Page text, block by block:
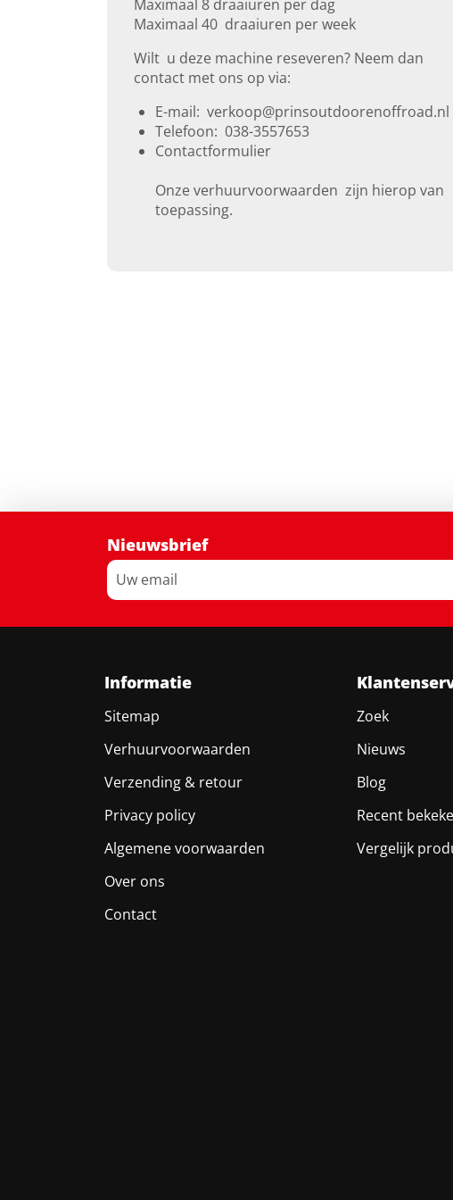
Maximaal 8 draaiuren per dag
Maximaal 40 draaiuren per week
Wilt u deze machine reseveren? Neem dan
contact met ons op via:
E-mail: verkoop@prinsoutdoorenoffroad.nl
Telefoon: 038-3557653
Contactformulier
Onzeverhuurvoorwaarden zijn hierop van
toepassing.
Nieuwsbrief
Informatie
Sitemap
Verhuurvoorwaarden
Verzending & retour
Privacy policy
Algemene voorwaarden
Over ons
Contact
Zoek
Nieuws
Blog
Recent
Vergelijk